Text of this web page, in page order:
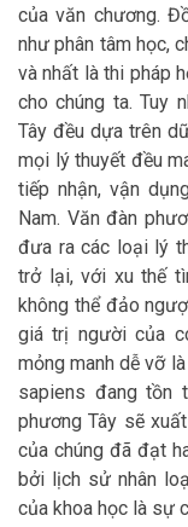
của văn chương.
như phân tâm học,
và nhất là thi pháp
cho chúng ta. Tuy
Tây đều dựa trên
mọi lý thuyết đều
tiếp nhận, vận
Nam. Văn đàn
đưa ra các loại lý
trở lại, với xu thế
không thể đảo
giá trị người của
mỏng manh dễ vỡ
sapiens đang tồn
phương Tây sẽ
của chúng đã đạt
bởi lịch sử nhân
của khoa học là sự